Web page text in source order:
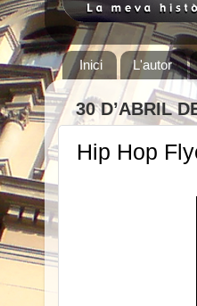
Inici L'autor
30 D’ABRIL
Hip Hop